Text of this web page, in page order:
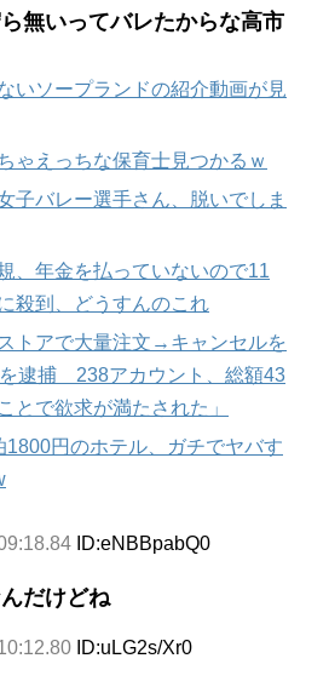
無いってバレたからな高市
いソープランドの紹介動画が見
ゃえっちな保育士見つかるｗ
子バレー選手さん、脱いでしま
、年金を払っていないので11
殺到、どうすんのこれ
トアで大量注文→キャンセルを
逮捕 238アカウント、総額43
とで欲求が満たされた」
1800円のホテル、ガチでヤバす
ID:eNBBpabQ0
だけどね
ID:uLG2s/Xr0